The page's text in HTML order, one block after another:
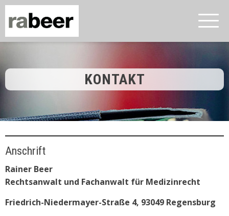
KONTAKT
Anschrift
Rainer Beer
Rechtsanwalt und Fachanwalt für Medizinrecht
Friedrich-Niedermayer-Straße 4, 93049 Regensburg